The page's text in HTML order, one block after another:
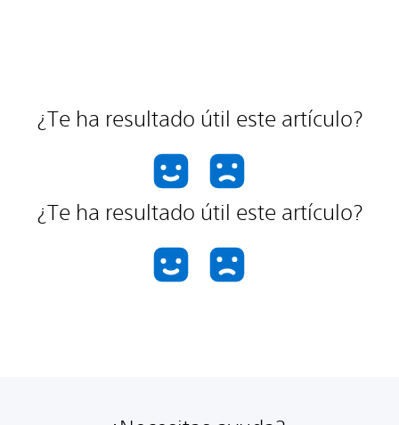
¿Te ha resultado útil este artículo?
¿Te ha resultado útil este artículo?